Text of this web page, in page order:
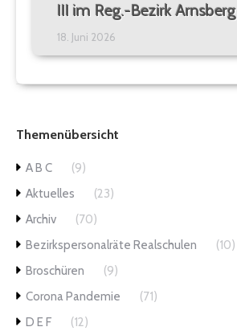
III im Reg.-Bezirk Arnsberg
18. Juni 2026
Themenübersicht
A B C
(9)
Aktuelles
(23)
Archiv
(70)
Bezirkspersonalräte Realschulen
(10)
Broschüren
(9)
Corona Pandemie
(71)
D E F
(12)